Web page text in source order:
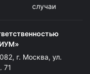
случаи
г. Москва, ул.
71